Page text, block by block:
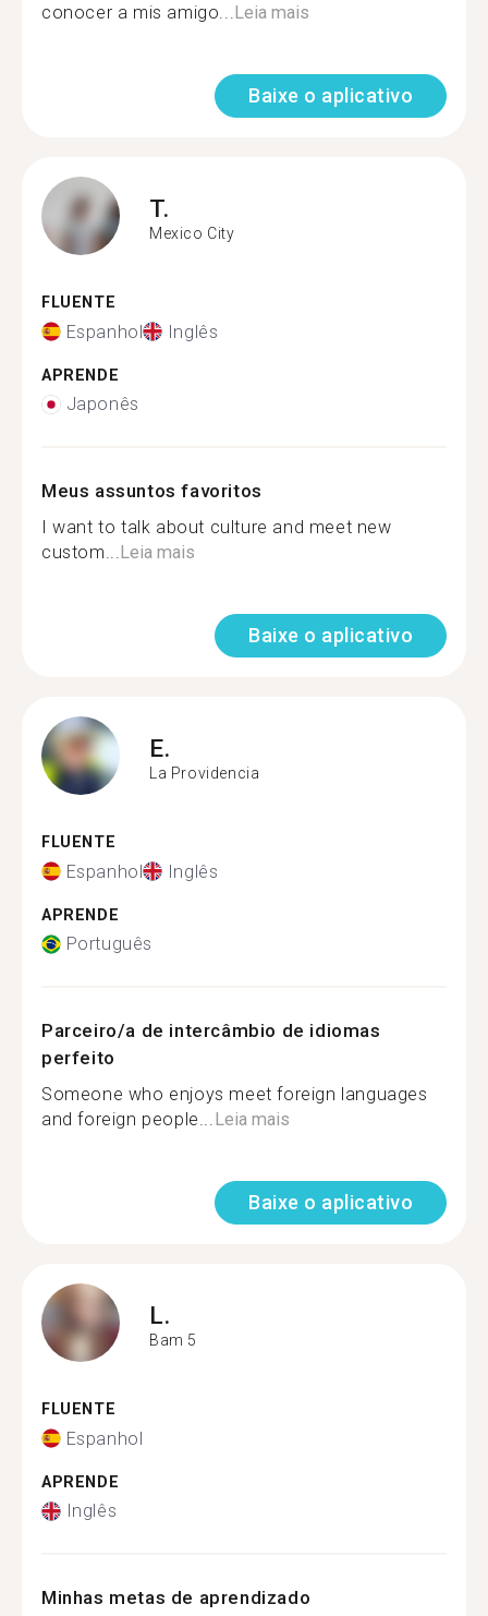
conocer a mis amigo...Leia mais
Baixe o aplicativo
T.
Mexico City
FLUENTE
Espanhol Inglês
APRENDE
Japonês
Meus assuntos favoritos
I want to talk about culture and meet new
custom...Leia mais
Baixe o aplicativo
E.
La Providencia
FLUENTE
Espanhol Inglês
APRENDE
Português
Parceiro/a de intercâmbio de idiomas
perfeito
Someone who enjoys meet foreign languages
and foreign people...Leia mais
Baixe o aplicativo
L.
Bam 5
FLUENTE
Espanhol
APRENDE
Inglês
Minhas metas de aprendizado